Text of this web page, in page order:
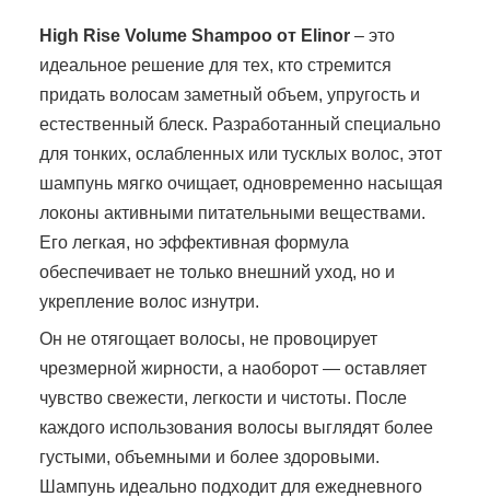
High Rise Volume Shampoo от Elinor – это
идеальное решение для тех, кто стремится
придать волосам заметный объем, упругость и
естественный блеск. Разработанный специально
для тонких, ослабленных или тусклых волос, этот
шампунь мягко очищает, одновременно насыщая
локоны активными питательными веществами.
Его легкая, но эффективная формула
обеспечивает не только внешний уход, но и
укрепление волос изнутри.
Он не отягощает волосы, не провоцирует
чрезмерной жирности, а наоборот — оставляет
чувство свежести, легкости и чистоты. После
каждого использования волосы выглядят более
густыми, объемными и более здоровыми.
Шампунь идеально подходит для ежедневного